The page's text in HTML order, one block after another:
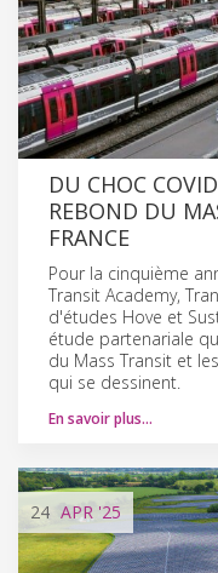
DU CHOC
REBOND DU
FRANCE
Pour la cinquième
Transit Academy,
d'études Hove et
étude partenariale
du Mass Transit et
qui se dessinent.
En savoir plus…
24 APR '25